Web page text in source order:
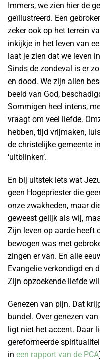
Immers, we zien hier de
geïllustreerd. Een
zeker ook op het terrein
inkijkje in het leven van
laat je zien dat we leven
Sinds de zondeval is er
en dood. We zijn allen
beeld van God,
Sommigen heel intens,
vraagt om veel liefde.
hebben, tijd vrijmaken,
de christelijke gemeente
‘uitblinken’.
En bij uitstek iets wat
geen Hogepriester die
onze zwakheden, maar
geweest gelijk als wij,
Zijn leven op aarde heeft
bewogen was met
zingen er van. En alle
Evangelie verkondigd en
Zijn opzoekende liefde
Genezen van pijn. Dat
bundel. Over genezen
ligt niet het accent. Daar
gereformeerde
in een rapport van de PCA